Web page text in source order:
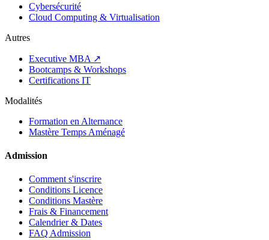
Cybersécurité
Cloud Computing & Virtualisation
Autres
Executive MBA ↗
Bootcamps & Workshops
Certifications IT
Modalités
Formation en Alternance
Mastère Temps Aménagé
Admission
Comment s'inscrire
Conditions Licence
Conditions Mastère
Frais & Financement
Calendrier & Dates
FAQ Admission